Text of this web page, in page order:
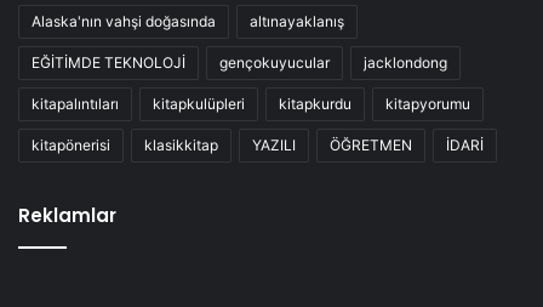
Alaska'nın vahşi doğasında altınayaklanış
EĞİTİMDE TEKNOLOJİ gençokuyucular jacklondong
kitapalıntıları kitapkulüpleri kitapkurdu kitapyorumu
kitapönerisi klasikkitap YAZILI ÖĞRETMEN İDARİ
Reklamlar